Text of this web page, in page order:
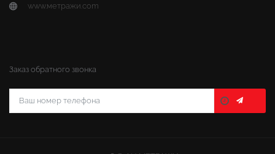
www.метражи.com
Заказ обратного звонка